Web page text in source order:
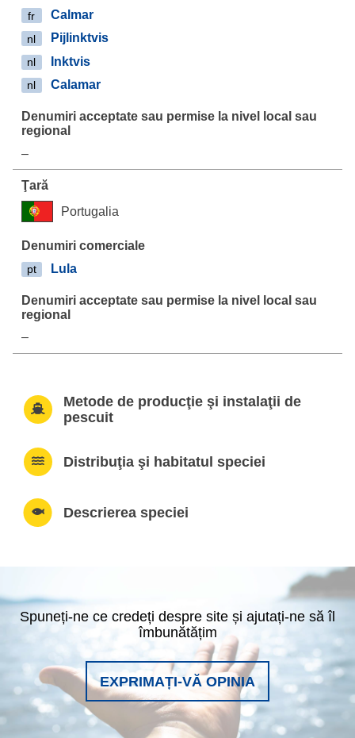
fr Calmar
nl Pijlinktvis
nl Inktvis
nl Calamar
–
Portugalia
pt Lula
–
Metode de producţie şi instalaţii de
pescuit
Distribuţia şi habitatul speciei
Descrierea speciei
Spuneți-ne ce credeți despre site și ajutați-ne să îl
îmbunătățim
EXPRIMAȚI-VĂ OPINIA